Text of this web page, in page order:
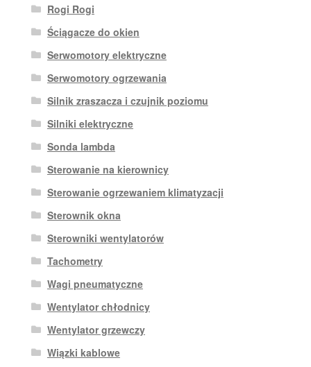
Rogi Rogi
Ściągacze do okien
Serwomotory elektryczne
Serwomotory ogrzewania
Silnik zraszacza i czujnik poziomu
Silniki elektryczne
Sonda lambda
Sterowanie na kierownicy
Sterowanie ogrzewaniem klimatyzacji
Sterownik okna
Sterowniki wentylatorów
Tachometry
Wagi pneumatyczne
Wentylator chłodnicy
Wentylator grzewczy
Wiązki kablowe